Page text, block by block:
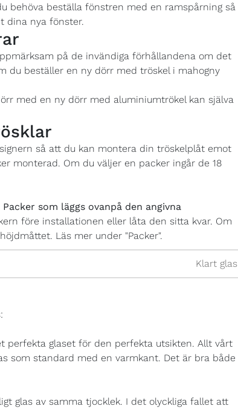
behöva beställa fönstren med en ramspårning så
dina nya fönster.
på de invändiga förhållandena om det
du beställer en ny dörr med tröskel i mahogny
med en ny dörr med aluminiumtrökel kan själva
så att du kan montera din tröskelplåt emot
monterad. Om du väljer en packer ingår de 18
som läggs ovanpå den angivna
före installationen eller låta den sitta kvar. Om
Läs mer under "Packer".
Klart glas
perfekta glaset för den perfekta utsikten. Allt vårt
som standard med en varmkant. Det är bra både
glas av samma tjocklek. I det olyckliga fallet att